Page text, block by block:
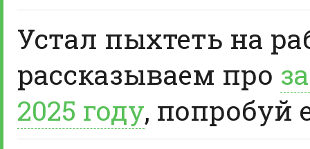
Устал пыхтеть на
рассказываем про
2025 году, попробуй